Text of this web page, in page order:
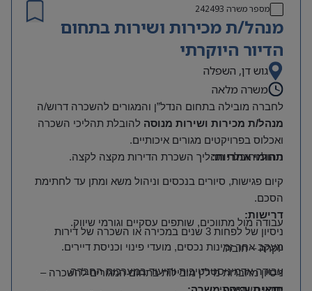
מספר משרה 242493
מנהל/ת מכירות ושירות בתחום
הדיור היוקרתי
גוש דן, השפלה
משרה מלאה
לחברה מובילה בתחום הנדל”ן והמגורים להשכרה דרוש/ה
מנהל/ת מכירות ושירות מנוסה להובלת תהליכי השכרה
ואכלוס בפרויקטים מגורים איכותיים.
תחומי אחריות:
ניהול והובלת תהליך השכרת הדירות מקצה לקצה.
קיום פגישות, סיורים בנכסים וניהול משא ומתן עד לחתימת
הסכם.
עבודה מול מתווכים, שותפים עסקיים וגורמי שיווק.
מעקב אחר זמינות נכסים, מועדי פינוי וכניסת דיירים.
עבודה אדמיניסטרטיבית ותיעוד במערכות החברה.
דרישות:
ניסיון של לפחות 3 שנים במכירה או השכרה של דירות
יוקרה – חובה.
ניסיון מחברות נדל”ן מובילות בתחום המגורים להשכרה –